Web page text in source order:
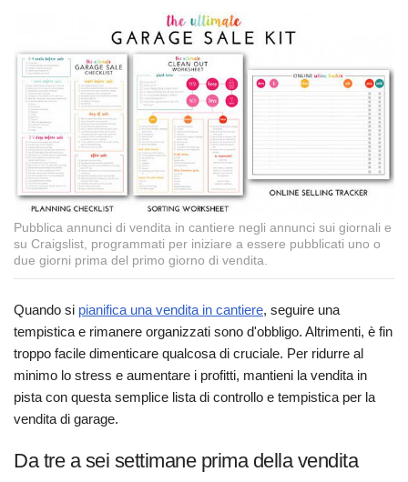
Pubblica annunci di vendita in cantiere negli annunci sui giornali e
su Craigslist, programmati per iniziare a essere pubblicati uno o
due giorni prima del primo giorno di vendita.
Quando si pianifica una vendita in cantiere, seguire una
tempistica e rimanere organizzati sono d'obbligo. Altrimenti, è fin
troppo facile dimenticare qualcosa di cruciale. Per ridurre al
minimo lo stress e aumentare i profitti, mantieni la vendita in
pista con questa semplice lista di controllo e tempistica per la
vendita di garage.
Da tre a sei settimane prima della vendita